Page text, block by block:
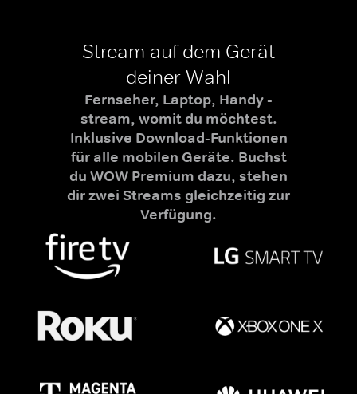
Stream auf dem Gerät
deiner Wahl
Fernseher, Laptop, Handy -
stream, womit du möchtest.
Inklusive Download-Funktionen
für alle mobilen Geräte. Buchst
du WOW Premium dazu, stehen
dir zwei Streams gleichzeitig zur
Verfügung.